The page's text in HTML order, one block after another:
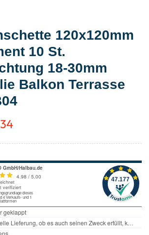
120x120mm
10 St.
18-30mm
Balkon Terrasse